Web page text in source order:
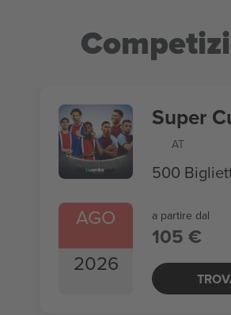
AGO
2026
Super
AT
500
a partire dal
105 €